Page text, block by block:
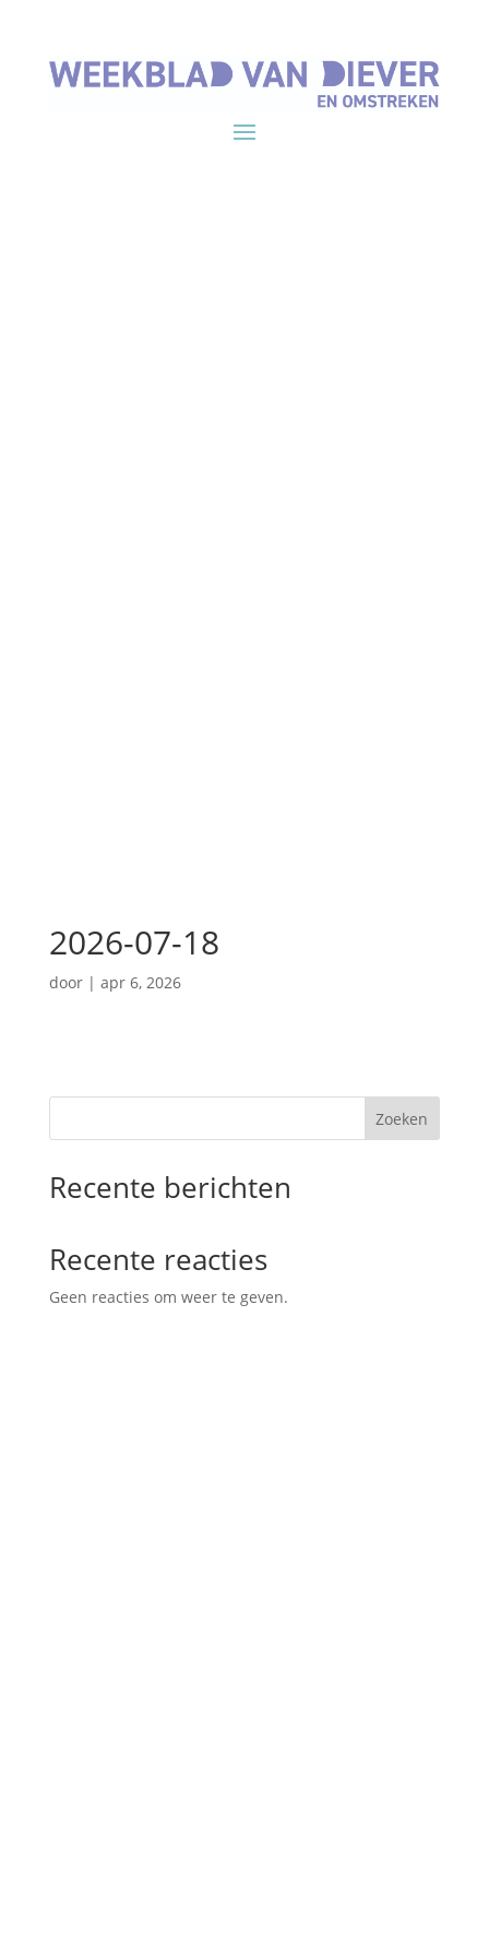
2026-07-18
door | apr 6, 2026
Zoeken
Recente berichten
Recente reacties
Geen reacties om weer te geven.